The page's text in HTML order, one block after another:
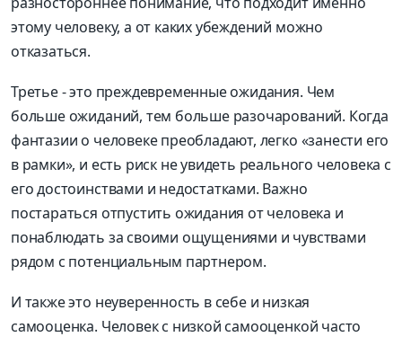
этому человеку, а от каких убеждений можно
отказаться.
Третье - это преждевременные ожидания. Чем
больше ожиданий, тем больше разочарований. Когда
фантазии о человеке преобладают, легко «занести его
в рамки», и есть риск не увидеть реального человека с
его достоинствами и недостатками. Важно
постараться отпустить ожидания от человека и
понаблюдать за своими ощущениями и чувствами
рядом с потенциальным партнером.
И также это неуверенность в себе и низкая
самооценка. Человек с низкой самооценкой часто